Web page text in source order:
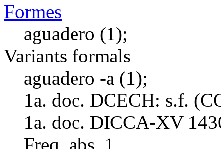
Formes
aguadero (1);
Variants formals
aguadero -a (1);
1a. doc. DCECH: s.f.
1a. doc. DICCA-XV
Freq. abs. 1